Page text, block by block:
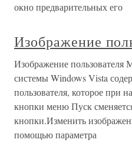
окно предварительных его
Изображение
Изображение
системы Windows Vista
пользователя, которое при
кнопки меню Пуск
кнопки.Изменить
помощью параметра